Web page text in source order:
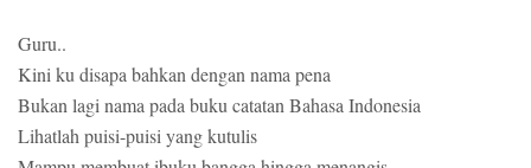
Guru..
Kini ku disapa bahkan dengan nama pena
Bukan lagi nama pada buku catatan Bahasa Indonesia
Lihatlah puisi-puisi yang kutulis